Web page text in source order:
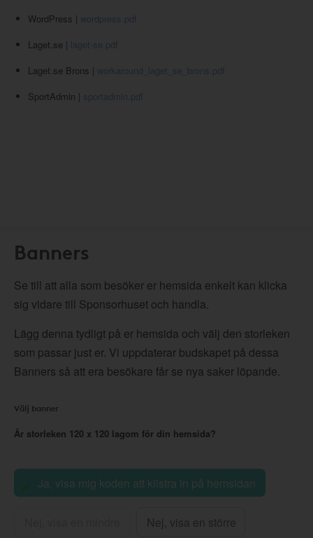
WordPress | wordpress.pdf
Laget.se |
laget-se.pdf
Laget.se Brons | workaround_laget_se_brons.pdf
SportAdmin |
sportadmin.pdf
Banners
Se till att alla som besöker er hemsida enkelt kan klicka
sig vidare till Sponsorhuset och handla.
Lägg denna tydligt på er hemsida och välj den storleken
som passar just er. Vi uppdaterar budskapet på dessa
Banners så att era besökare får se nya saker löpande.
Välj banner
Är storleken 120 x 120 lagom för din hemsida?
Ja, visa mig koden att klistra in på hemsidan
Nej, visa en större